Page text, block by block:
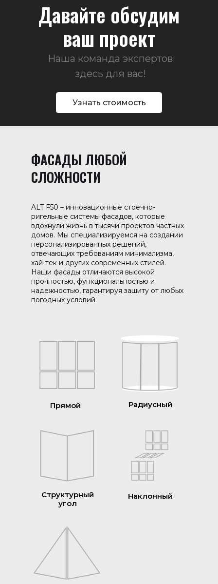
Давайте обсудим
ваш проект
Наша команда экспертов
здесь для вас!
Узнать стоимость
Структурный
угол
Наклонный
Прямой
ФАСАДЫ ЛЮБОЙ
СЛОЖНОСТИ
ALT F50 – инновационные стоечно-
ригельные системы фасадов, которые
вдохнули жизнь в тысячи проектов частных
домов. Мы специализируемся на создании
персонализированных решений,
отвечающих требованиям минимализма,
хай-тек и других современных стилей.
Наши фасады отличаются высокой
прочностью, функциональностью и
надежностью, гарантируя защиту от любых
погодных условий.
Радиусный